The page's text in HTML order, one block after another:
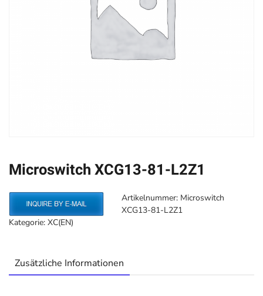
Microswitch XCG13-81-L2Z1
Artikelnummer: Microswitch
XCG13-81-L2Z1
Kategorie: XC(EN)
Zusätzliche Informationen